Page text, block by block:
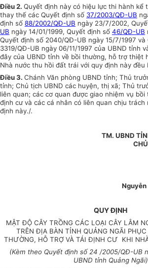
Điều 2. Quyết định này có hiệu lực thi hành kể
thay thế các Quyết định số 37/2003/QĐ-UB
định số 88/2002/QĐ-UB ngày 23/7/2002,
UB ngày 14/01/1999, Quyết định số 46/QĐ-UB
Quyết định số 2040/QĐ-UB ngày 15/7/1997 và
3319/QĐ-UB ngày 06/11/1997 của UBND tỉnh
đây của UBND tỉnh về bồi thường, hỗ trợ thiệt
Nhà nước thu hồi đất trái với quy định này đều
Điều 3. Chánh Văn phòng UBND tỉnh; Thủ
tỉnh; Chủ tịch UBND các huyện, thị xã; Thủ
liên quan; các cơ quan được giao nhiệm vụ
định cư và các cá nhân có liên quan chịu
định này./.
TM. UBND
Nguyễn
QUY ĐỊNH
MẬT ĐỘ CÂY TRỒNG CÁC LOẠI CÂY LÂM
TRÊN ĐỊA BÀN TỈNH QUẢNG NGÃI
THƯỜNG, HỖ TRỢ VÀ TÁI ĐỊNH CƯ KHI
(Kèm theo Quyết định số 24 /2005/QĐ-UB
UBND tỉnh Quảng Ngãi)